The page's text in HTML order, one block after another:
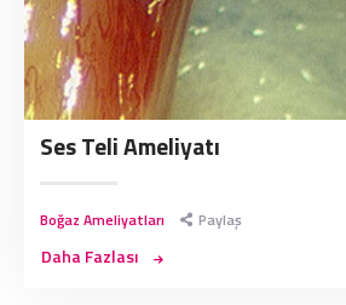
Ses Teli Ameliyatı
Boğaz Ameliyatları Paylaş
Daha Fazlası